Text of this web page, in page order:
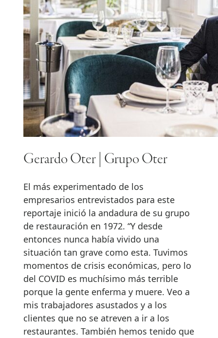
Gerardo Oter | Grupo Oter
El más experimentado de los
empresarios entrevistados para este
reportaje inició la andadura de su grupo
de restauración en 1972. “Y desde
entonces nunca había vivido una
situación tan grave como esta. Tuvimos
momentos de crisis económicas, pero lo
del COVID es muchísimo más terrible
porque la gente enferma y muere. Veo a
mis trabajadores asustados y a los
clientes que no se atreven a ir a los
restaurantes. También hemos tenido que